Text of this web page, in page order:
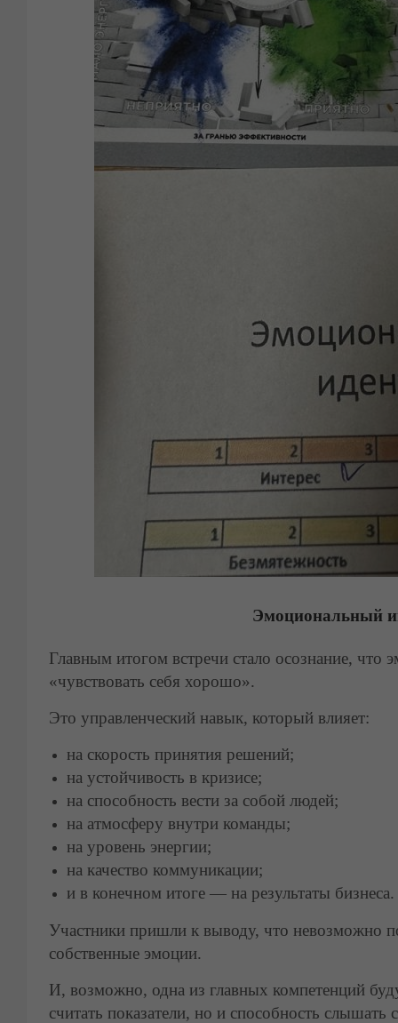
Эмоциональный
Главным итогом встречи стало осознание,
«чувствовать себя хорошо».
Это управленческий навык, который влияет:
на скорость принятия решений;
на устойчивость в кризисе;
на способность вести за собой людей;
на атмосферу внутри команды;
на уровень энергии;
на качество коммуникации;
и в конечном итоге — на результаты бизнеса.
Участники пришли к выводу, что невозможно
собственные эмоции.
И, возможно, одна из главных компетенций
считать показатели, но и способность